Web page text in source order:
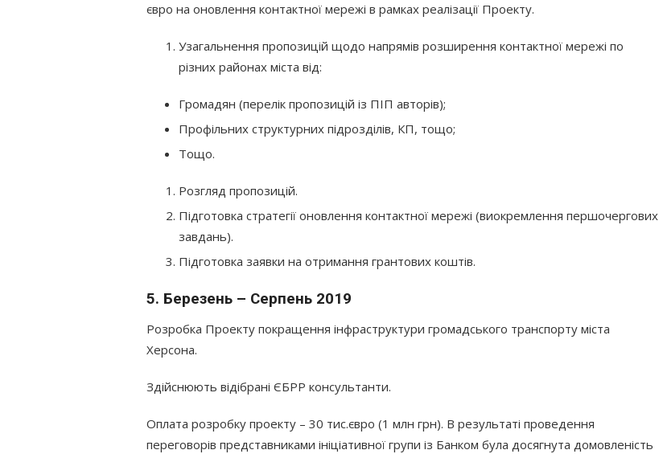
євро на оновлення контактної мережі в рамках реалізації Проекту.
Узагальнення пропозицій щодо напрямів розширення контактної мережі по
різних районах міста від:
Громадян (перелік пропозицій із ПІП авторів);
Профільних структурних підрозділів, КП, тощо;
Тощо.
Розгляд пропозицій.
Підготовка стратегії оновлення контактної мережі (виокремлення першочергових
завдань).
Підготовка заявки на отримання грантових коштів.
5. Березень – Серпень 2019
Розробка Проекту покращення інфраструктури громадського транспорту міста
Херсона.
Здійснюють відібрані ЄБРР консультанти.
Оплата розробку проекту – 30 тис.євро (1 млн грн). В результаті проведення
переговорів представниками ініціативної групи із Банком була досягнута домовленість